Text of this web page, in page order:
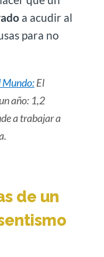
a acudir al
para no
Mundo:El
año: 1,2
a trabajar a
de un